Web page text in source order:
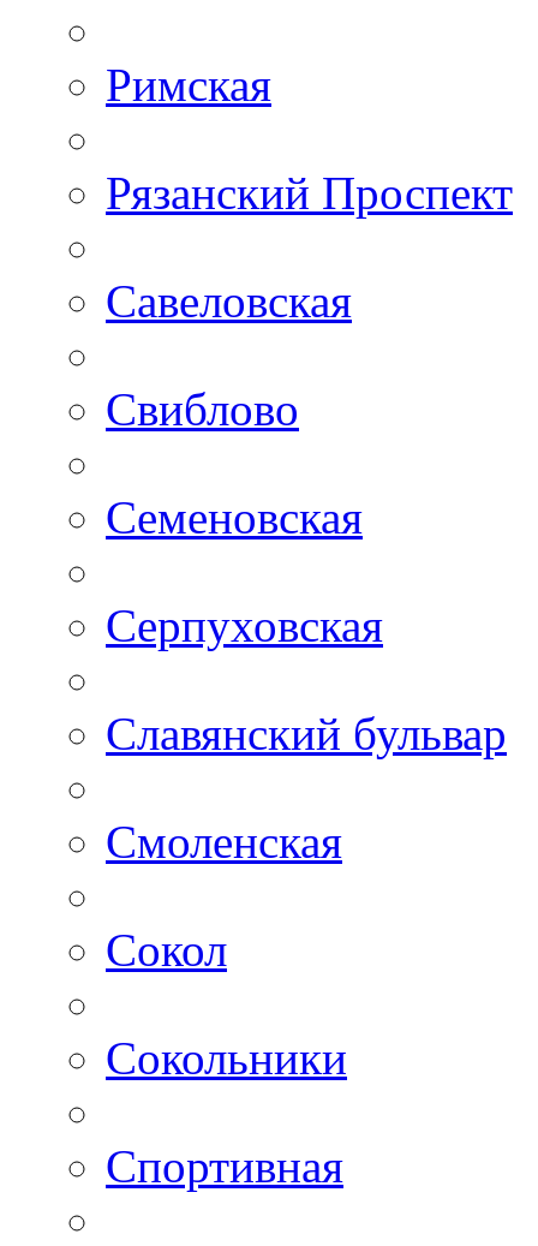
Римская
Рязанский Проспект
Савеловская
Свиблово
Семеновская
Серпуховская
Славянский бульвар
Смоленская
Сокол
Сокольники
Спортивная